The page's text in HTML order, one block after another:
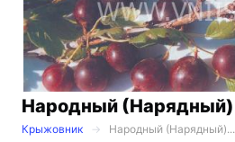
Народный (Нарядный)
Крыжовник
Народный (Нарядный)...